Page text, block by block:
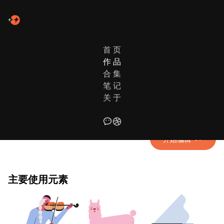
首 页
作 品
合 集
笔 记
关 于
开始编辑
主要使用元素